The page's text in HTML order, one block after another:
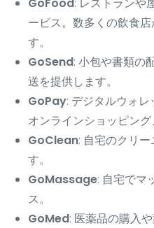
ービス。数多くの飲食
す。
GoSend: 小包や書類の
送を提供します。
GoPay: デジタルウォ
オンラインショッピング
GoClean: 自宅のクリ
す。
GoMassage: 自宅でマ
ス。
GoMed: 医薬品の購入